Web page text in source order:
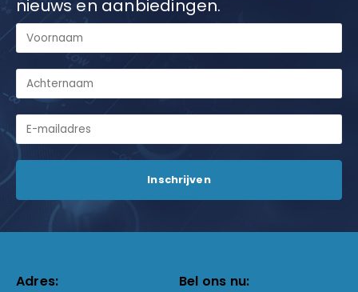
nieuws en aanbiedingen.
Adres: Bel ons nu: